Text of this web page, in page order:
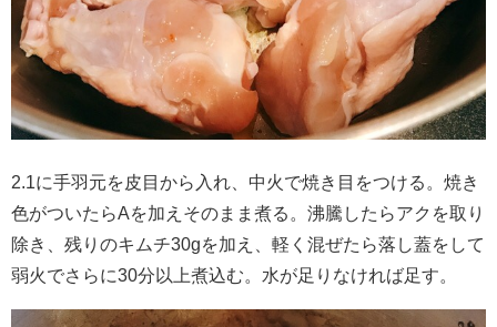
2.1に手羽元を皮目から入れ、中火で焼き目をつける。焼き
色がついたらAを加えそのまま煮る。沸騰したらアクを取り
除き、残りのキムチ30gを加え、軽く混ぜたら落し蓋をして
弱火でさらに30分以上煮込む。水が足りなければ足す。